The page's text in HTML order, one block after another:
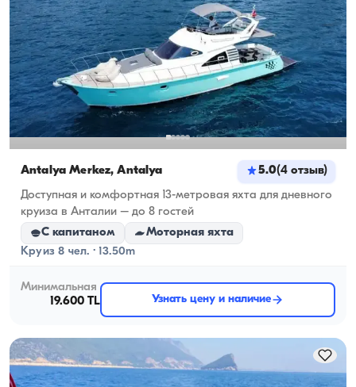
Antalya Merkez, Antalya 5.0(4 отзыв)
Доступная и комфортная 13-метровая яхта для дневного
круиза в Анталии – до 8 гостей
С капитаном
Моторная яхта
Круиз 8 чел. · 13.50m
Минимальная
19.600 TL
Узнать цену и наличие